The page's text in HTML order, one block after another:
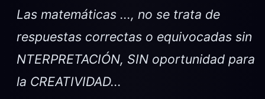
Las matemáticas ..., no se trata de
respuestas correctas o equivocadas sin
NTERPRETACIÓN, SIN oportunidad para
la CREATIVIDAD...